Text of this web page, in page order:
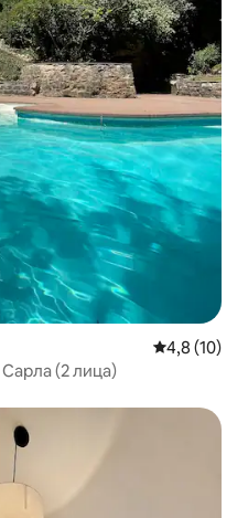
Просечна
4,8 (10)
(2 лица)